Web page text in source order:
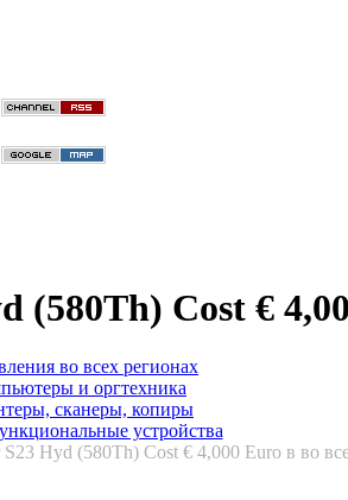
Cost €
во всех регионах
и оргтехника
сканеры, копиры
устройства
Hyd (580Th) Cost € 4,000 Euro в во